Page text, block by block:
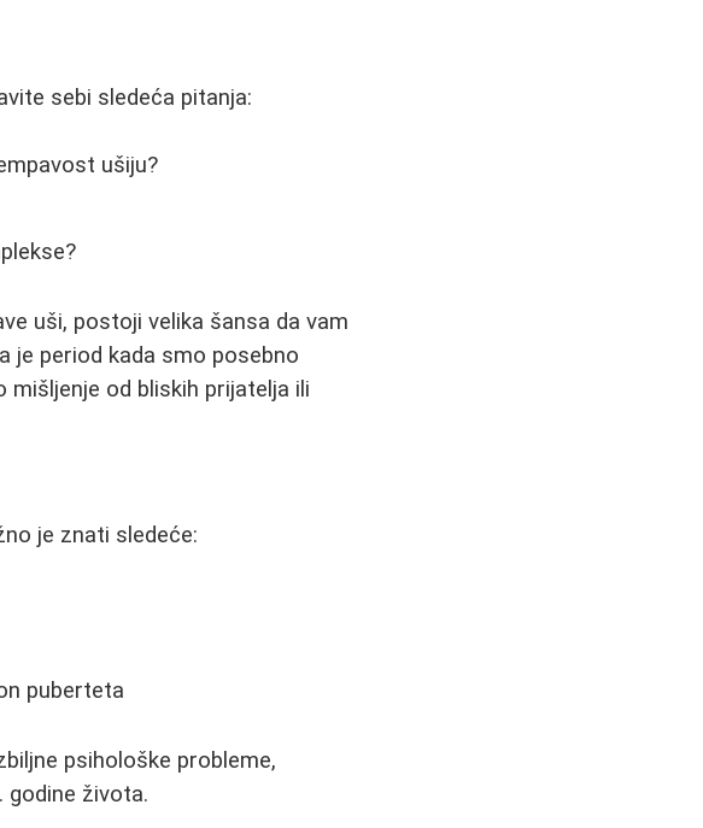
sebi sledeća pitanja:
ušiju?
uši, postoji velika šansa da vam
je period kada smo posebno
od bliskih prijatelja ili
je znati sledeće:
puberteta
psihološke probleme,
godine života.